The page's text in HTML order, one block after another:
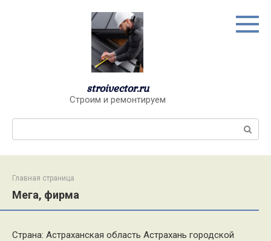
stroivector.ru
Строим и ремонтируем
Главная страница
Мега, фирма
Страна: Астраханская область Астрахань городской